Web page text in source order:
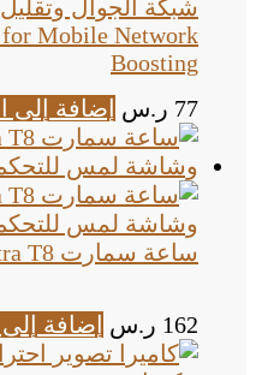
for Mobile Network
Boosting
77 ر.س إضافة إلى
ساعة سمارت Ultra T8
162 ر.س إضافة